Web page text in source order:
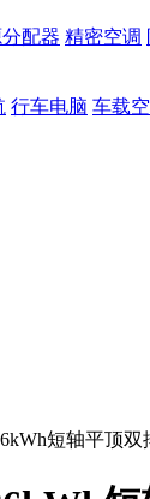
配器 精密空调
行车电脑 车载
短轴平顶双